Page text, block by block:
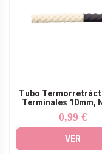
Tubo
Terminales 10mm,
Precio
0,99 €
VER